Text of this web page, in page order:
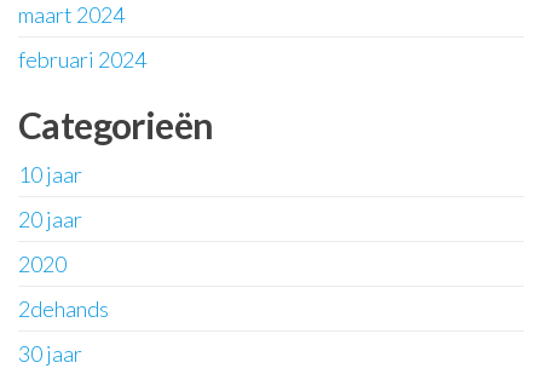
maart 2024
februari 2024
Categorieën
10 jaar
20 jaar
2020
2dehands
30 jaar